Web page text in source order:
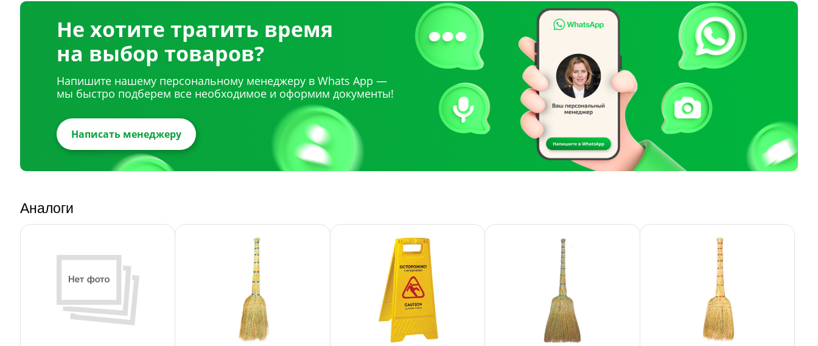
Не хотите тратить время
на выбор товаров?
Напишите нашему персональному менеджеру в Whats App —
мы быстро подберем все необходимое и оформим документы!
Написать менеджеру
Аналоги